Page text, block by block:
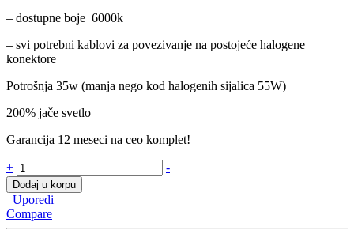
– dostupne boje 6000k
– svi potrebni kablovi za povezivanje na postojeće halogene
konektore
Potrošnja 35w (manja nego kod halogenih sijalica 55W)
200% jače svetlo
Garancija 12 meseci na ceo komplet!
H3
Xenon
komplet
AC
55W
+ -
Dodaj u korpu
Uporedi
Compare